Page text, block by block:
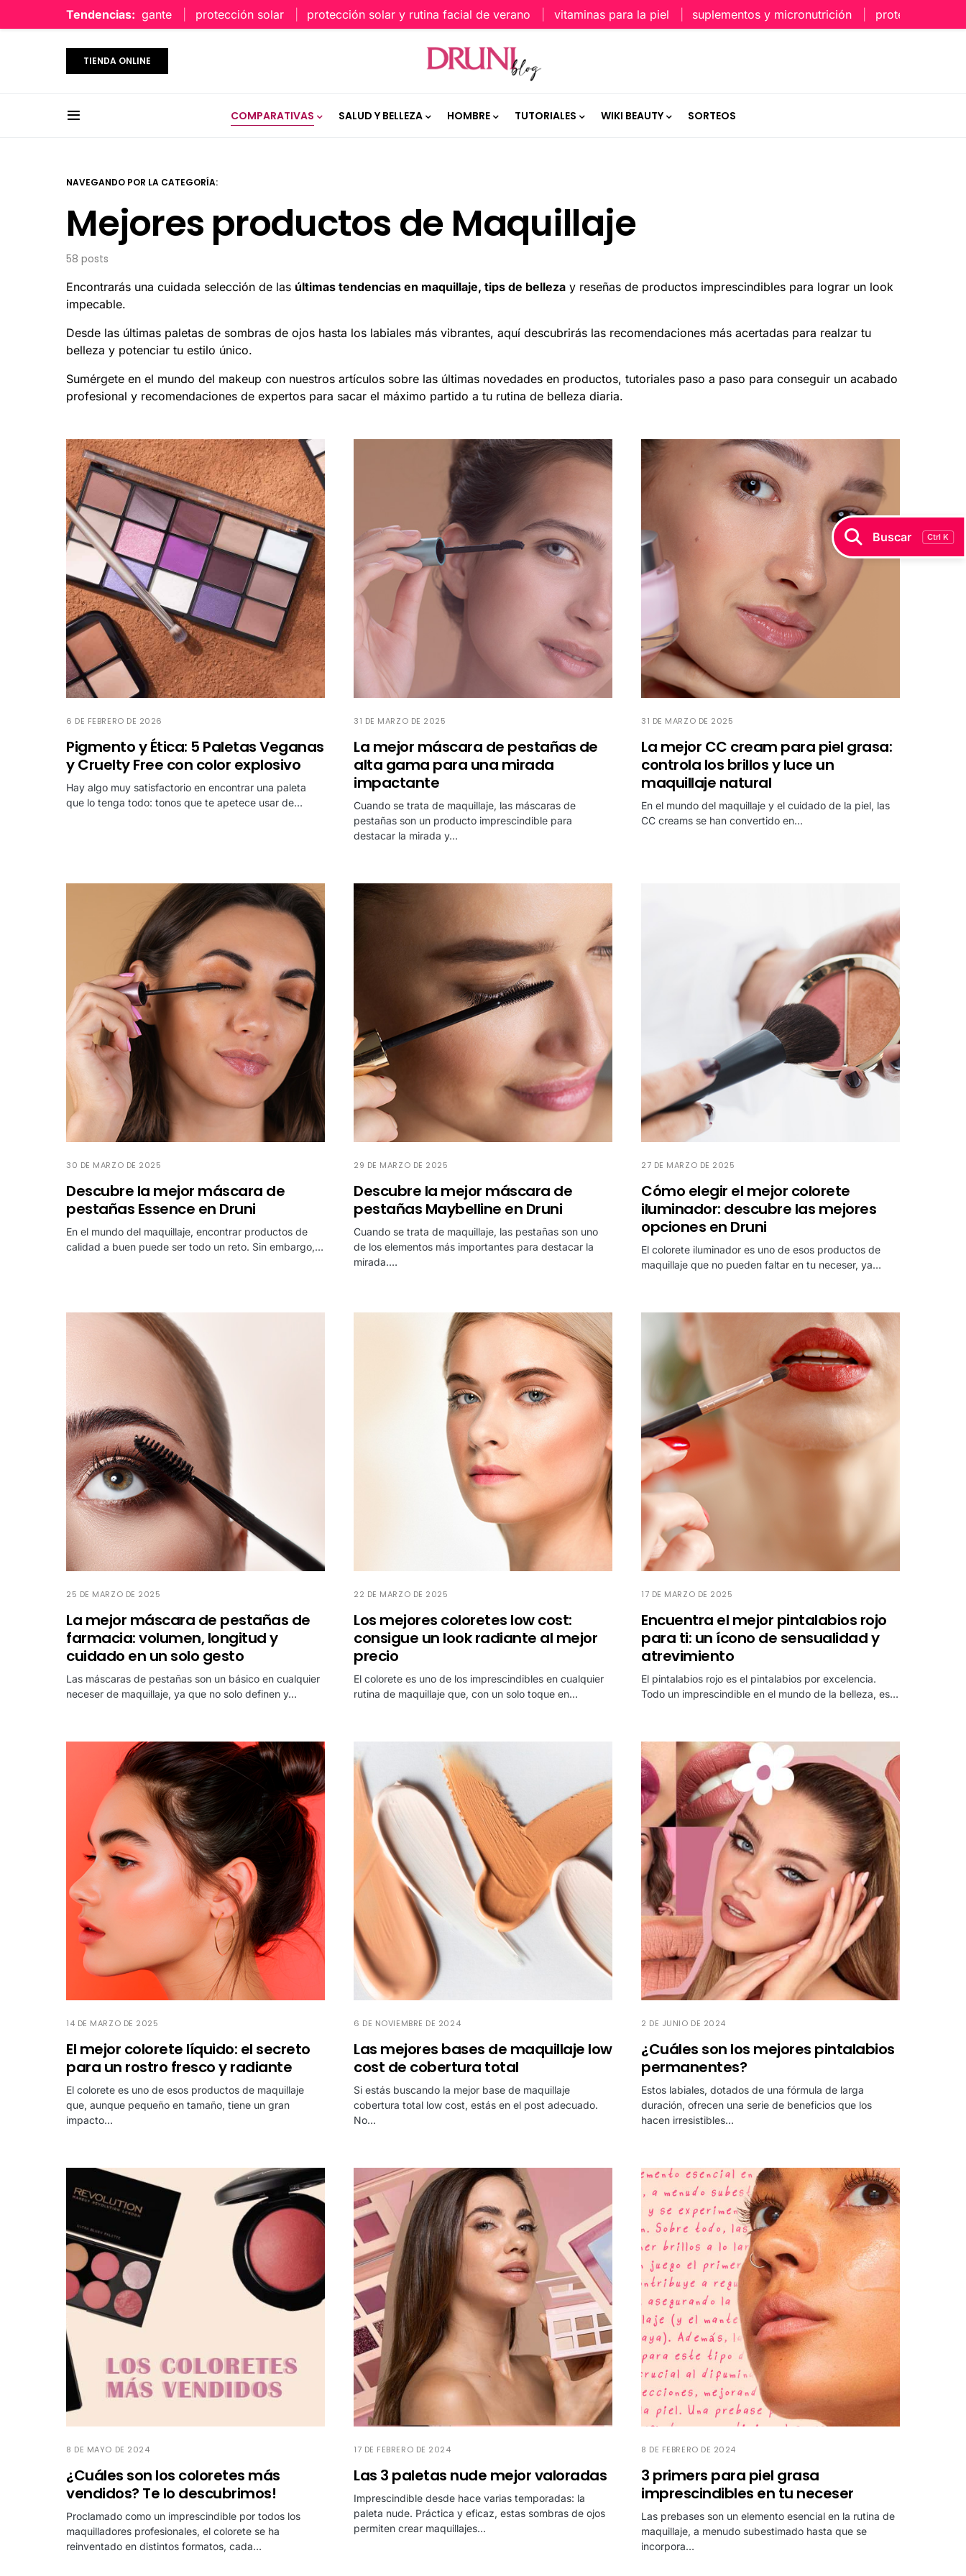
Tendencias: protección solar protección solar y rutina facial de verano vitaminas para la piel suplementos y micronutrición protección capilar en
TIENDA ONLINE
COMPARATIVAS SALUD Y BELLEZA HOMBRE TUTORIALES WIKI BEAUTY SORTEOS
NAVEGANDO POR LA CATEGORÍA:
Mejores productos de Maquillaje
58 posts
Encontrarás una cuidada selección de las últimas tendencias en maquillaje, tips de belleza y reseñas de productos imprescindibles para lograr un look
impecable.
Desde las últimas paletas de sombras de ojos hasta los labiales más vibrantes, aquí descubrirás las recomendaciones más acertadas para realzar tu
belleza y potenciar tu estilo único.
Sumérgete en el mundo del makeup con nuestros artículos sobre las últimas novedades en productos, tutoriales paso a paso para conseguir un acabado
profesional y recomendaciones de expertos para sacar el máximo partido a tu rutina de belleza diaria.
6 DE FEBRERO DE 2026
Pigmento y Ética: 5 Paletas Veganas
y Cruelty Free con color explosivo
Hay algo muy satisfactorio en encontrar una paleta
que lo tenga todo: tonos que te apetece usar de…
31 DE MARZO DE 2025
La mejor máscara de pestañas de
alta gama para una mirada
impactante
Cuando se trata de maquillaje, las máscaras de
pestañas son un producto imprescindible para
destacar la mirada y…
31 DE MARZO DE 2025
La mejor CC cream para piel grasa:
controla los brillos y luce un
maquillaje natural
En el mundo del maquillaje y el cuidado de la piel, las
CC creams se han convertido en…
30 DE MARZO DE 2025
Descubre la mejor máscara de
pestañas Essence en Druni
En el mundo del maquillaje, encontrar productos de
calidad a buen puede ser todo un reto. Sin embargo,…
29 DE MARZO DE 2025
Descubre la mejor máscara de
pestañas Maybelline en Druni
Cuando se trata de maquillaje, las pestañas son uno
de los elementos más importantes para destacar la
mirada.…
27 DE MARZO DE 2025
Cómo elegir el mejor colorete
iluminador: descubre las mejores
opciones en Druni
El colorete iluminador es uno de esos productos de
maquillaje que no pueden faltar en tu neceser, ya…
25 DE MARZO DE 2025
La mejor máscara de pestañas de
farmacia: volumen, longitud y
cuidado en un solo gesto
Las máscaras de pestañas son un básico en cualquier
neceser de maquillaje, ya que no solo definen y…
22 DE MARZO DE 2025
Los mejores coloretes low cost:
consigue un look radiante al mejor
precio
El colorete es uno de los imprescindibles en cualquier
rutina de maquillaje que, con un solo toque en…
17 DE MARZO DE 2025
Encuentra el mejor pintalabios rojo
para ti: un ícono de sensualidad y
atrevimiento
El pintalabios rojo es el pintalabios por excelencia.
Todo un imprescindible en el mundo de la belleza, es…
14 DE MARZO DE 2025
El mejor colorete líquido: el secreto
para un rostro fresco y radiante
El colorete es uno de esos productos de maquillaje
que, aunque pequeño en tamaño, tiene un gran
impacto…
6 DE NOVIEMBRE DE 2024
Las mejores bases de maquillaje low
cost de cobertura total
Si estás buscando la mejor base de maquillaje
cobertura total low cost, estás en el post adecuado.
No…
2 DE JUNIO DE 2024
¿Cuáles son los mejores pintalabios
permanentes?
Estos labiales, dotados de una fórmula de larga
duración, ofrecen una serie de beneficios que los
hacen irresistibles…
8 DE MAYO DE 2024
¿Cuáles son los coloretes más
vendidos? Te lo descubrimos!
Proclamado como un imprescindible por todos los
maquilladores profesionales, el colorete se ha
reinventado en distintos formatos, cada…
17 DE FEBRERO DE 2024
Las 3 paletas nude mejor valoradas
Imprescindible desde hace varias temporadas: la
paleta nude. Práctica y eficaz, estas sombras de ojos
permiten crear maquillajes…
8 DE FEBRERO DE 2024
3 primers para piel grasa
imprescindibles en tu neceser
Las prebases son un elemento esencial en la rutina de
maquillaje, a menudo subestimado hasta que se
incorpora…